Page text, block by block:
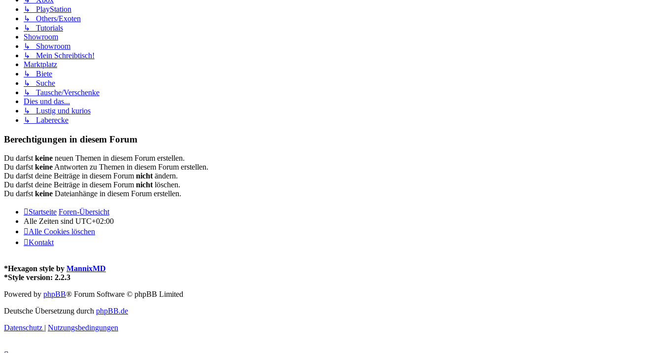
↳ PlayStation
↳ Others/Exoten
↳ Tutorials
Showroom
↳ Showroom
↳ Mein Schreibtisch!
Marktplatz
↳ Biete
↳ Suche
↳ Tausche/Verschenke
Dies und das...
↳ Lustig und kurios
↳ Laberecke
Berechtigungen in diesem Forum
Du darfst keine neuen Themen in diesem Forum erstellen.
Du darfst keine Antworten zu Themen in diesem Forum erstellen.
Du darfst deine Beiträge in diesem Forum nicht ändern.
Du darfst deine Beiträge in diesem Forum nicht löschen.
Du darfst keine Dateianhänge in diesem Forum erstellen.
Startseite Foren-Übersicht
Alle Zeiten sind UTC+02:00
Alle Cookies löschen
Kontakt
*Hexagon style by MannixMD
*Style version: 2.2.3
Powered by phpBB® Forum Software © phpBB Limited
Deutsche Übersetzung durch phpBB.de
Datenschutz | Nutzungsbedingungen